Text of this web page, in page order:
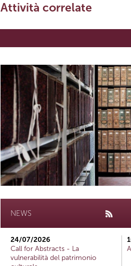
Attività correlate
NEWS
24/07/2026
Call for Abstracts - La
vulnerabilità del patrimonio